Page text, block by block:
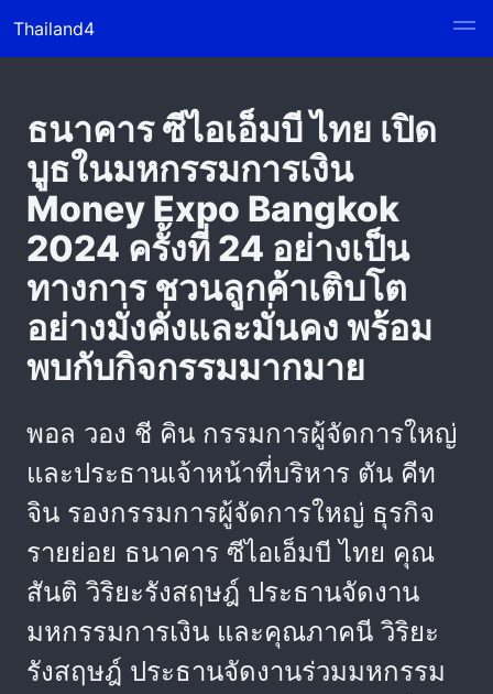
Thailand4
ธนาคาร ซีไอเอ็มบี ไทย เปิด
บูธในมหกรรมการเงิน
Money Expo Bangkok
2024 ครั้งที่ 24 อย่างเป็น
ทางการ ชวนลูกค้าเติบโต
อย่างมั่งคั่งและมั่นคง พร้อม
พบกับกิจกรรมมากมาย
พอล วอง ชี คิน กรรมการผู้จัดการใหญ่
และประธานเจ้าหน้าที่บริหาร ตัน คีท
จิน รองกรรมการผู้จัดการใหญ่ ธุรกิจ
รายย่อย ธนาคาร ซีไอเอ็มบี ไทย คุณ
สันติ วิริยะรังสฤษฎ์ ประธานจัดงาน
มหกรรมการเงิน และคุณภาคนี วิริยะ
รังสฤษฎ์ ประธานจัดงานร่วมมหกรรม